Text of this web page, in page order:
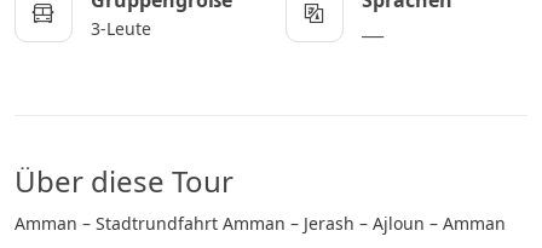
3-Leute
Über diese Tour
Amman – Stadtrundfahrt Amman – Jerash – Ajloun – Amman